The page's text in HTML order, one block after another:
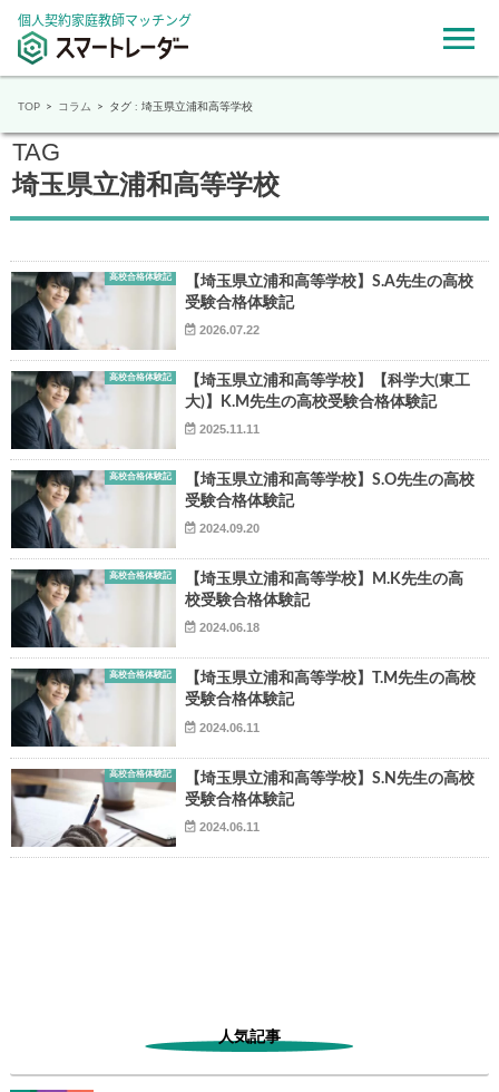
個人契約家庭教師マッチング
▶
TOP コラム タグ : 埼玉県立浦和高等学校
TAG
埼玉県立浦和高等学校
高校合格体験記
【埼玉県立浦和高等学校】S.A先生の高校
受験合格体験記
2026.07.22
高校合格体験記
【埼玉県立浦和高等学校】【科学大(東工
大)】K.M先生の高校受験合格体験記
2025.11.11
高校合格体験記
【埼玉県立浦和高等学校】S.O先生の高校
受験合格体験記
2024.09.20
高校合格体験記
【埼玉県立浦和高等学校】M.K先生の高
校受験合格体験記
2024.06.18
高校合格体験記
【埼玉県立浦和高等学校】T.M先生の高校
受験合格体験記
2024.06.11
高校合格体験記
【埼玉県立浦和高等学校】S.N先生の高校
受験合格体験記
2024.06.11
人気記事